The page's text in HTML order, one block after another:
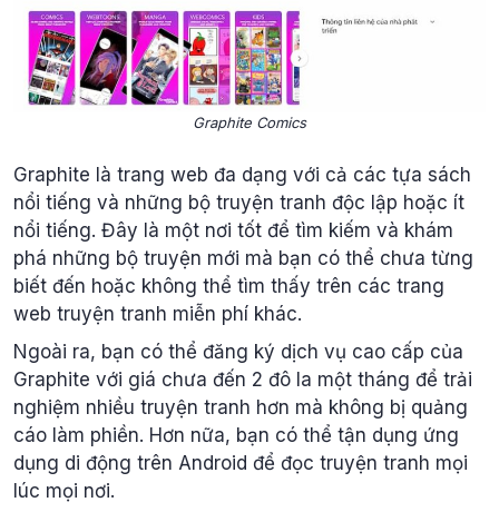
Graphite Comics
Graphite là trang web đa dạng với cả các tựa sách
nổi tiếng và những bộ truyện tranh độc lập hoặc ít
nổi tiếng. Đây là một nơi tốt để tìm kiếm và khám
phá những bộ truyện mới mà bạn có thể chưa từng
biết đến hoặc không thể tìm thấy trên các trang
web truyện tranh miễn phí khác.
Ngoài ra, bạn có thể đăng ký dịch vụ cao cấp của
Graphite với giá chưa đến 2 đô la một tháng để trải
nghiệm nhiều truyện tranh hơn mà không bị quảng
cáo làm phiền. Hơn nữa, bạn có thể tận dụng ứng
dụng di động trên Android để đọc truyện tranh mọi
lúc mọi nơi.